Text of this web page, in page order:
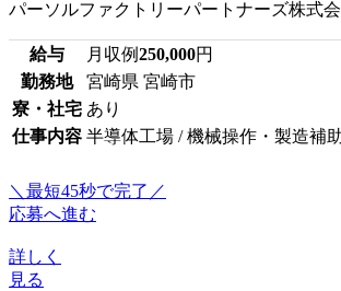
パーソルファクトリーパートナーズ株式
給与 月収例250,000円
勤務地
宮崎県 宮崎市
寮・社宅 あり
仕事内容 半導体工場 / 機械操作・製造補
＼最短45秒で完了／
応募へ進む
詳しく
見る